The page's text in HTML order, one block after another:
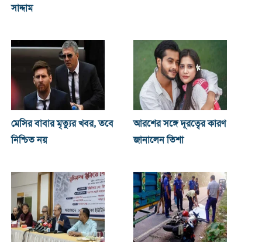
সাদ্দাম
মেসির বাবার মৃত্যুর খবর, তবে
নিশ্চিত নয়
আরশের সঙ্গে দূরত্বের কারণ
জানালেন তিশা